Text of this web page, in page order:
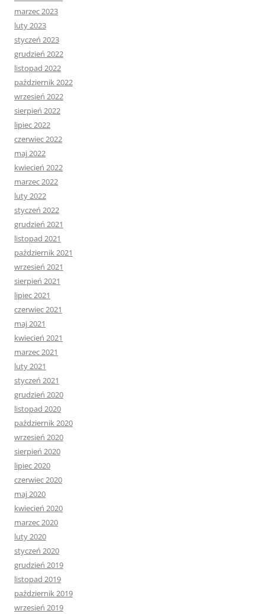
marzec 2023
luty 2023
styczeń 2023
grudzień 2022
listopad 2022
październik 2022
wrzesień 2022
sierpień 2022
lipiec 2022
czerwiec 2022
maj 2022
kwiecień 2022
marzec 2022
luty 2022
styczeń 2022
grudzień 2021
listopad 2021
październik 2021
wrzesień 2021
sierpień 2021
lipiec 2021
czerwiec 2021
maj 2021
kwiecień 2021
marzec 2021
luty 2021
styczeń 2021
grudzień 2020
listopad 2020
październik 2020
wrzesień 2020
sierpień 2020
lipiec 2020
czerwiec 2020
maj 2020
kwiecień 2020
marzec 2020
luty 2020
styczeń 2020
grudzień 2019
listopad 2019
październik 2019
wrzesień 2019